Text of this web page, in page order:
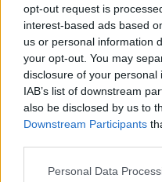
opt-out request is
interest-based ads based
us or personal information
your opt-out. You may
disclosure of your
IAB’s list of downstream
also be disclosed by us to
Downstream Participants
Personal Data
Aceasta a fost povestea
Moraru. Un candidat care
care crede și acum că e
mulțumește să-i mintă
însuși.
Vă mulțumim!